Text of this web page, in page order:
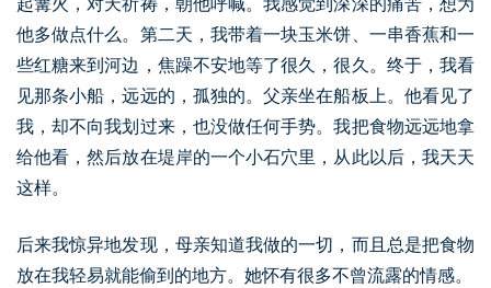
他多做点什么。第二天，我带着一块玉米饼、一串香蕉和一
些红糖来到河边，焦躁不安地等了很久，很久。终于，我看
见那条小船，远远的，孤独的。父亲坐在船板上。他看见了
我，却不向我划过来，也没做任何手势。我把食物远远地拿
给他看，然后放在堤岸的一个小石穴里，从此以后，我天天
这样。
后来我惊异地发现，母亲知道我做的一切，而且总是把食物
放在我轻易就能偷到的地方。她怀有很多不曾流露的情感。